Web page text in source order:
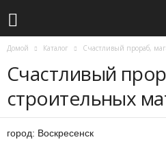
Домой Каталог Счастливый прораб,
Счастливый
строительных
город: Воскресенск